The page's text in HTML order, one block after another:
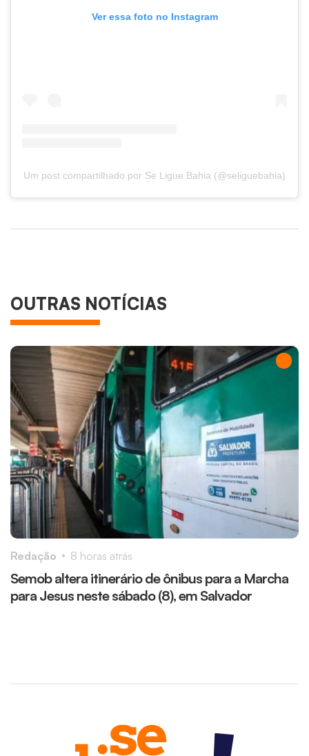
Ver essa foto no Instagram
Um post compartilhado por Se Ligue Bahia (@seliguebahia)
OUTRAS NOTÍCIAS
Semob altera itinerário de ônibus para a Marcha
para Jesus neste sábado (8), em Salvador
Redação 8 horas atrás